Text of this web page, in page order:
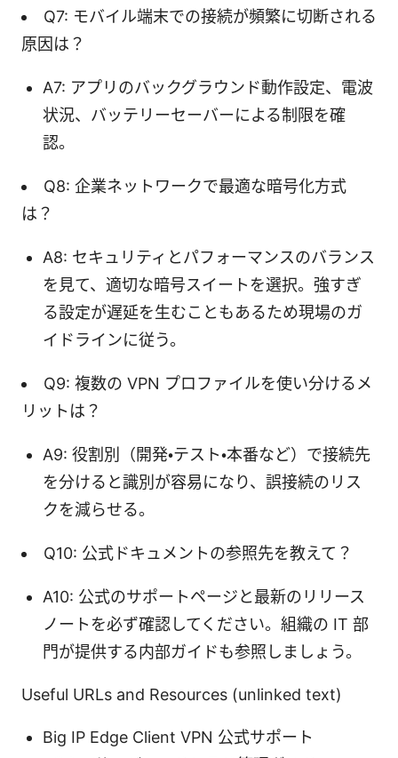
Q7: モバイル端末での接続が頻繁に切断される
原因は？
A7: アプリのバックグラウンド動作設定、電波
状況、バッテリーセーバーによる制限を確
認。
Q8: 企業ネットワークで最適な暗号化方式
は？
A8: セキュリティとパフォーマンスのバランス
を見て、適切な暗号スイートを選択。強すぎ
る設定が遅延を生むこともあるため現場のガ
イドラインに従う。
Q9: 複数の VPN プロファイルを使い分けるメ
リットは？
A9: 役割別（開発・テスト・本番など）で接続先
を分けると識別が容易になり、誤接続のリス
クを減らせる。
Q10: 公式ドキュメントの参照先を教えて？
A10: 公式のサポートページと最新のリリース
ノートを必ず確認してください。組織の IT 部
門が提供する内部ガイドも参照しましょう。
Useful URLs and Resources (unlinked text)
Big IP Edge Client VPN 公式サポート